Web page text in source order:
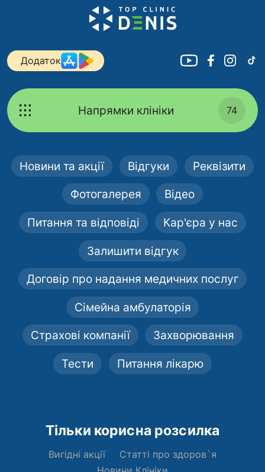
Додаток
Напрямки клініки 74
Новини та акції Відгуки Реквізити
Фотогалерея Відео
Питання та відповіді Кар'єра у нас
Залишити відгук
Договір про надання медичних послуг
Сімейна амбулаторія
Страхові компанії Захворювання
Тести Питання лікарю
Тільки корисна розсилка
Вигідні акції
Статті про здоров`я